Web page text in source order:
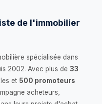
de l'immobilier
spécialisée dans
2002. Avec plus de 33
et 500 promoteurs
acheteurs,